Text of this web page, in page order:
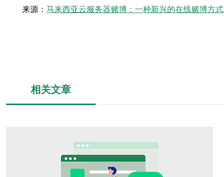
来源： 马来西亚云服务器赌博：一种新兴的在线赌博方式
相关文章